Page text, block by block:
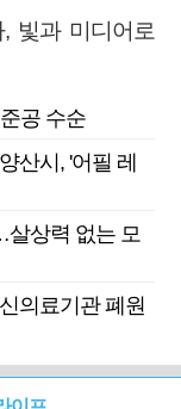
빛과 미디어로
공 수순
산시, '어필 레
상력 없는 모
의료기관 폐원